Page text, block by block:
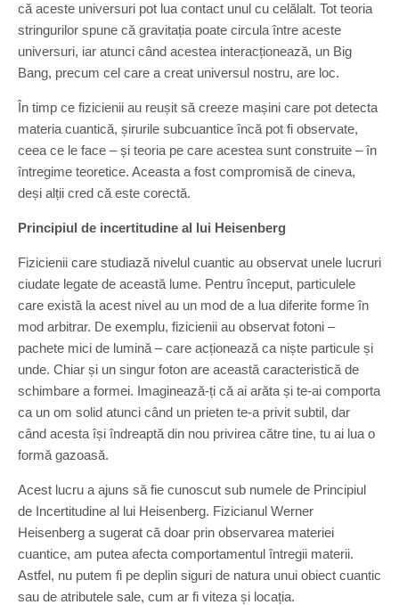
că aceste universuri pot lua contact unul cu celălalt. Tot teoria
stringurilor spune că gravitația poate circula între aceste
universuri, iar atunci când acestea interacționează, un Big
Bang, precum cel care a creat universul nostru, are loc.
În timp ce fizicienii au reușit să creeze mașini care pot detecta
materia cuantică, șirurile subcuantice încă pot fi observate,
ceea ce le face – și teoria pe care acestea sunt construite – în
întregime teoretice. Aceasta a fost compromisă de cineva,
deși alții cred că este corectă.
Principiul de incertitudine al lui Heisenberg
Fizicienii care studiază nivelul cuantic au observat unele lucruri
ciudate legate de această lume. Pentru început, particulele
care există la acest nivel au un mod de a lua diferite forme în
mod arbitrar. De exemplu, fizicienii au observat fotoni –
pachete mici de lumină – care acționează ca niște particule și
unde. Chiar și un singur foton are această caracteristică de
schimbare a formei. Imaginează-ți că ai arăta și te-ai comporta
ca un om solid atunci când un prieten te-a privit subtil, dar
când acesta își îndreaptă din nou privirea către tine, tu ai lua o
formă gazoasă.
Acest lucru a ajuns să fie cunoscut sub numele de Principiul
de Incertitudine al lui Heisenberg. Fizicianul Werner
Heisenberg a sugerat că doar prin observarea materiei
cuantice, am putea afecta comportamentul întregii materii.
Astfel, nu putem fi pe deplin siguri de natura unui obiect cuantic
sau de atributele sale, cum ar fi viteza și locația.